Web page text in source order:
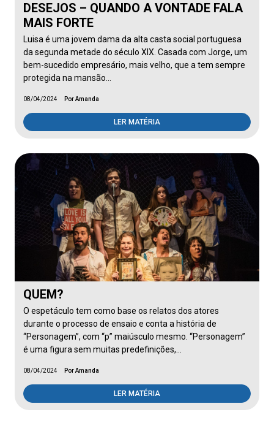
DESEJOS – QUANDO A VONTADE FALA
MAIS FORTE
Luisa é uma jovem dama da alta casta social portuguesa
da segunda metade do século XIX. Casada com Jorge, um
bem-sucedido empresário, mais velho, que a tem sempre
protegida na mansão…
08/04/2024 Por Amanda
LER MATÉRIA
QUEM?
O espetáculo tem como base os relatos dos atores
durante o processo de ensaio e conta a história de
“Personagem”, com “p” maiúsculo mesmo. “Personagem”
é uma figura sem muitas predefinições,…
08/04/2024 Por Amanda
LER MATÉRIA